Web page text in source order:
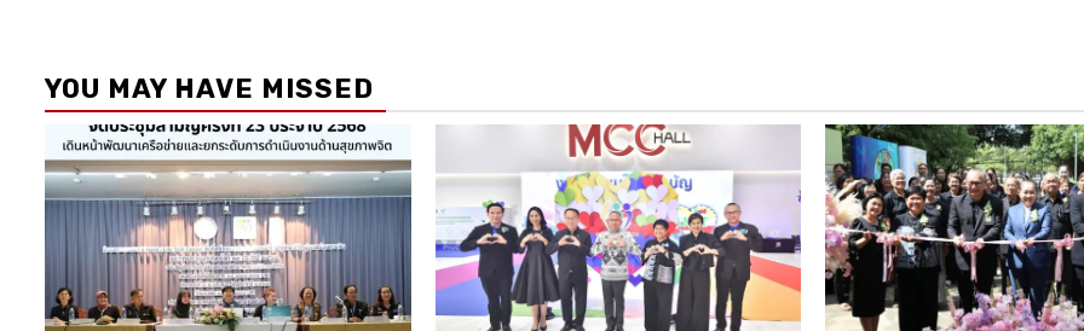
YOU MAY HAVE MISSED